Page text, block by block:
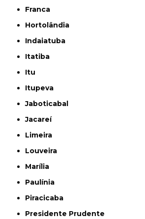
Franca
Hortolândia
Indaiatuba
Itatiba
Itu
Itupeva
Jaboticabal
Jacareí
Limeira
Louveira
Marília
Paulínia
Piracicaba
Presidente Prudente